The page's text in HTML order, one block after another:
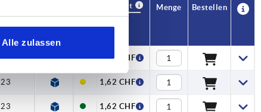
Alle zulassen
H
Verfügbarkeit
Preis
Menge Bestellen
18 1,73 CHF
23 1,62 CHF
23 1,62 CHF